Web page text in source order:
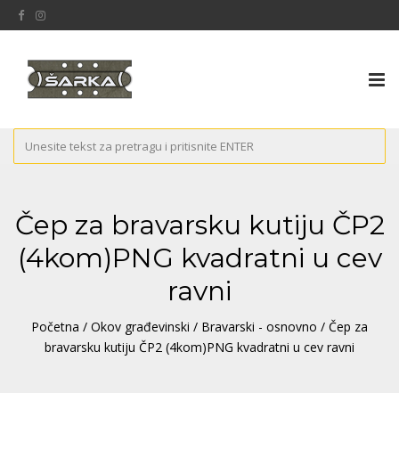
Čep za bravarsku kutiju ČP2
(4kom)PNG kvadratni u cev
ravni
Početna / Okov građevinski / Bravarski - osnovno / Čep za
bravarsku kutiju ČP2 (4kom)PNG kvadratni u cev ravni